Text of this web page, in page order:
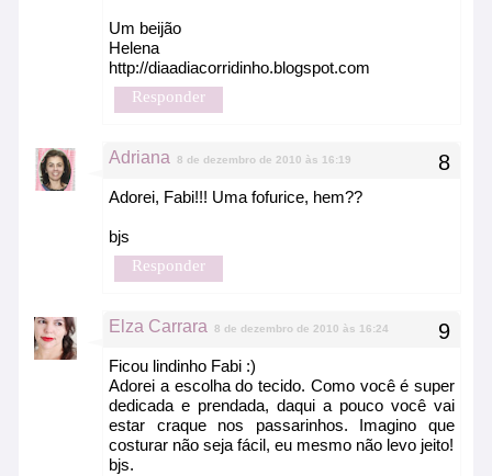
Um beijão
Helena
http://diaadiacorridinho.blogspot.com
Responder
Adriana 8 de dezembro de 2010 às 16:19
Adorei, Fabi!!! Uma fofurice, hem??
bjs
Responder
Elza Carrara 8 de dezembro de 2010 às 16:24
Ficou lindinho Fabi :)
Adorei a escolha do tecido. Como você é super
dedicada e prendada, daqui a pouco você vai
estar craque nos passarinhos. Imagino que
costurar não seja fácil, eu mesmo não levo jeito!
bjs.